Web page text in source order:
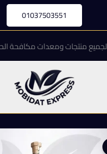
01037503551
لجميع منتجات ومعدات مكافحة